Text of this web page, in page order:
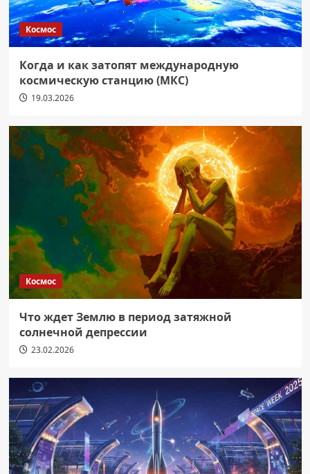
Космос
Когда и как затопят международную
космическую станцию (МКС)
19.03.2026
Космос
Что ждет Землю в период затяжной
солнечной депрессии
23.02.2026